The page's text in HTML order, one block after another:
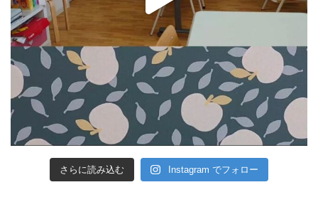
さらに読み込む Instagram でフォロー